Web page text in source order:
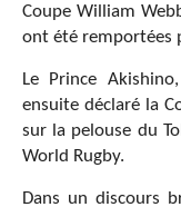
Coupe William
ont été remportées
Le Prince
ensuite déclaré la
sur la pelouse du
World Rugby.
Dans un discours